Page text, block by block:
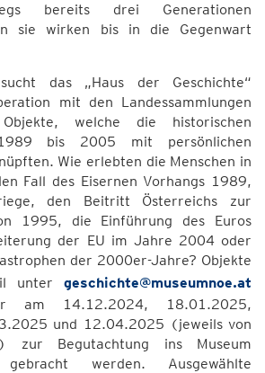
bereits drei Generationen
sie wirken bis in die Gegenwart
das „Haus der Geschichte“
mit den Landessammlungen
Objekte, welche die historischen
bis 2005 mit persönlichen
Wie erlebten die Menschen in
Fall des Eisernen Vorhangs 1989,
den Beitritt Österreichs zur
1995, die Einführung des Euros
der EU im Jahre 2004 oder
der 2000er-Jahre? Objekte
unter geschichte@museumnoe.at
am 14.12.2024, 18.01.2025,
und 12.04.2025 (jeweils von
Begutachtung ins Museum
gebracht werden. Ausgewählte